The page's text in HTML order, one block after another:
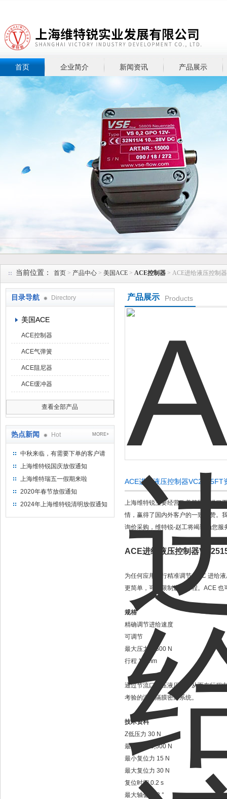
上海维特锐实业发展有限公司
首页 企业简介 新闻资讯 产品展示
当前位置： 首页 > 产品中心 > 美国ACE > ACE控制器 > ACE进给液压控制
目录导航 Directory
美国ACE
ACE控制器
ACE气弹簧
ACE阻尼器
ACE缓冲器
查看全部产品
热点新闻 Hot MORE+
中秋来临，有需要下单的客户请
提前下单
上海维特锐国庆放假通知
上海维特瑞五一假期来啦
2020年春节放假通知
2024年上海维特锐清明放假通知
产品展示 Products
ACE进给液压控制器VC2515FT
上海维特锐主要经营欧美等国家进口
情，赢得了国内外客户的一致称赞。
询价采购，维特锐-赵工将竭诚为您服
ACE进给液压控制器
为任何应用进行精准调节：VC 进给
更简单，可以限制进给行程。ACE 也
规格
精确调节进给速度
可调节
最大压力 3,500 N
行程 15 mm
通过节流口挤压液压油，从而在行程
考验的滚动隔膜密封系统。
技术资料
Z低压力 30 N
最大压力 3,500 N
最小复位力 15 N
最大复位力 30 N
复位时间 0.2 s
最大轴偏差 3 °